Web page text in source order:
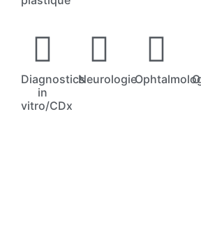
Diagnostics
in
vitro/CDx
Neurologie